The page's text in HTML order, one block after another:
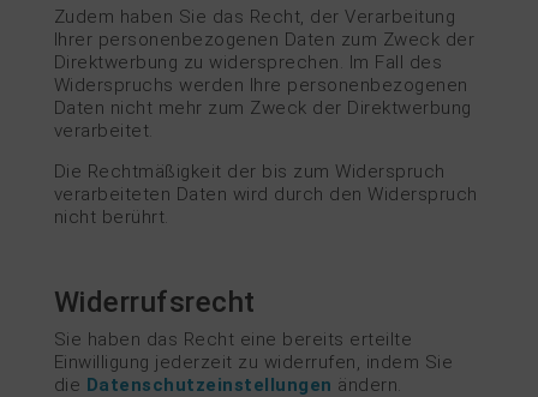
Zudem haben Sie das Recht, der Verarbeitung
Ihrer personenbezogenen Daten zum Zweck der
Direktwerbung zu widersprechen. Im Fall des
Widerspruchs werden Ihre personenbezogenen
Daten nicht mehr zum Zweck der Direktwerbung
verarbeitet.
Die Rechtmäßigkeit der bis zum Widerspruch
verarbeiteten Daten wird durch den Widerspruch
nicht berührt.
Widerrufsrecht
Sie haben das Recht eine bereits erteilte
Einwilligung jederzeit zu widerrufen, indem Sie
die Datenschutzeinstellungen ändern.